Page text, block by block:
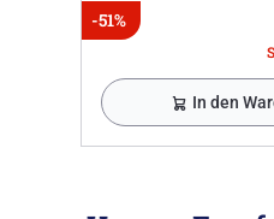
-51%
In den